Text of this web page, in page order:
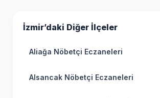
İzmir’daki Diğer İlçeler
Aliağa Nöbetçi Eczaneleri
Alsancak Nöbetçi Eczaneleri